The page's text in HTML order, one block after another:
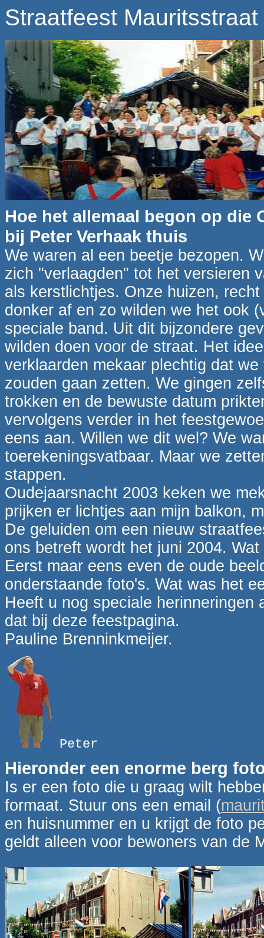
Straatfeest
Hoe het allemaal begon op die
bij Peter Verhaak thuis
We waren al een beetje bezopen.
zich "verlaagden" tot het versieren
als kerstlichtjes. Onze huizen,
donker af en zo wilden we het ook
speciale band. Uit dit bijzondere
wilden doen voor de straat. Het
verklaarden mekaar plechtig dat
zouden gaan zetten. We gingen
trokken en de bewuste datum
vervolgens verder in het
eens aan. Willen we dit wel? We
toerekeningsvatbaar. Maar we
stappen.
Oudejaarsnacht 2003 keken we
prijken er lichtjes aan mijn balkon,
De geluiden om een nieuw
ons betreft wordt het juni 2004.
Eerst maar eens even de oude
onderstaande foto's. Wat was het
Heeft u nog speciale
dat bij deze feestpagina.
Pauline Brenninkmeijer.
Peter
Hieronder een enorme berg
Is er een foto die u graag wilt
formaat. Stuur ons een email (
en huisnummer en u krijgt de foto
geldt alleen voor bewoners van de